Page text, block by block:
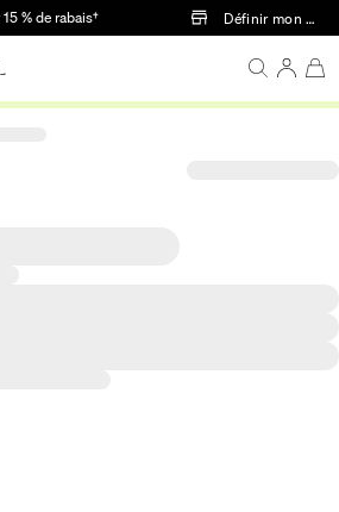
Passer au contenu principal
% de rabais† Définir mon